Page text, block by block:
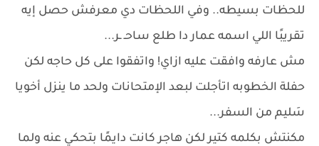
للحظات بسيطه.. وفي اللحظات دي معرفش حصل إيه
تقريبًا اللي اسمه عمار دا طلع ساحـ ـر...
مش عارفه وافقت عليه ازاي! واتفقوا على كل حاجه لكن
حفلة الخطوبه اتأجلت لبعد الإمتحانات ولحد ما ينزل أخويا
سَليم من السفر...
مكنتش بكلمه كتير لكن هاجر كانت دايمًا بتحكي عنه ولما